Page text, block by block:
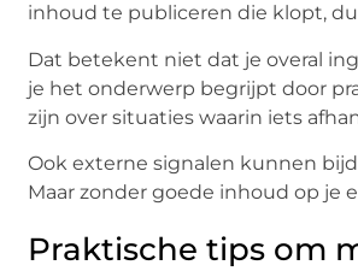
inhoud te publiceren die klopt,
Dat betekent niet dat je overal
je het onderwerp begrijpt door
zijn over situaties waarin iets
Ook externe signalen kunnen
Maar zonder goede inhoud op
Praktische tips om